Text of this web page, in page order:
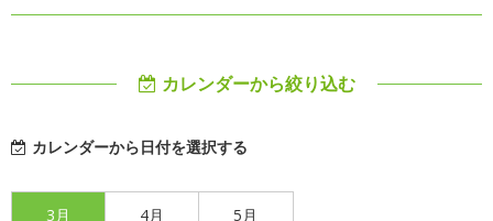
カレンダーから絞り込む
カレンダーから日付を選択する
3月 4月 5月